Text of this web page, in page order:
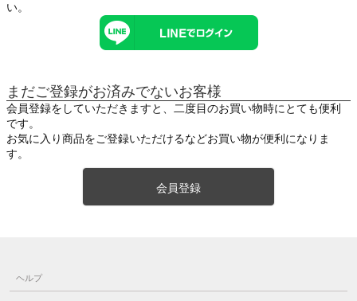
い。
まだご登録がお済みでないお客様
会員登録をしていただきますと、二度目のお買い物時にとても便利
です。
お気に入り商品をご登録いただけるなどお買い物が便利になりま
す。
会員登録
ヘルプ